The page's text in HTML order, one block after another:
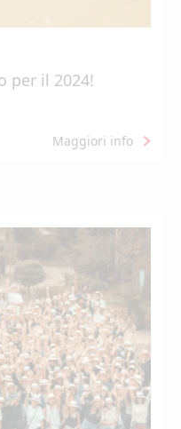
per il 2024!
Maggiori info